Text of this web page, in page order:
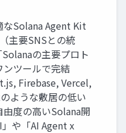
なSolana Agent Kit
主要SNSとの統
の主要プロト
ツールで完結
Firebase, Vercel,
ような敷居の低い
度の高いSolana開
や「AI Agent x